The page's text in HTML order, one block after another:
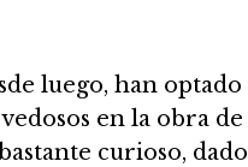
luego, han optado
en la obra de
curioso, dado